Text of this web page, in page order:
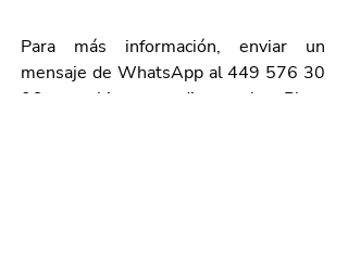
Para más información, enviar un
mensaje de WhatsApp al 449 576 30
06, o bien, acudir a la Plaza